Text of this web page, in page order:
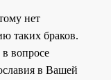
нет
таких браков.
вопросе
в Вашей